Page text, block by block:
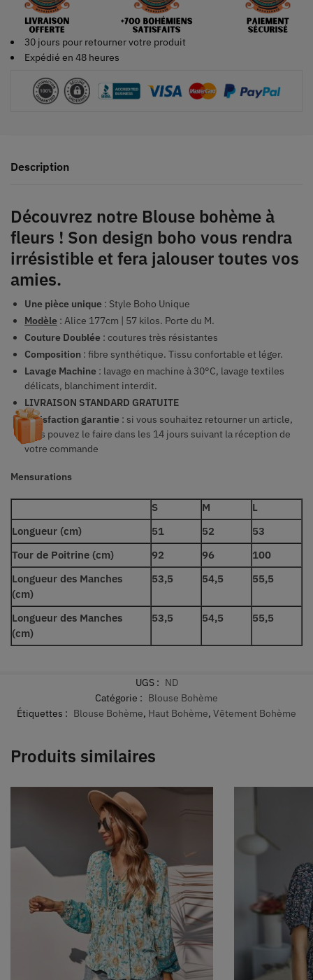
30 jours pour retourner votre produit
Expédié en 48 heures
Description
Découvrez notre Blouse bohème à
fleurs ! Son design boho vous rendra
irrésistible et fera jalouser toutes vos
amies.
Une pièce unique : Style Boho Unique
Modèle : Alice 177cm | 57 kilos. Porte du M.
Couture Doublée : coutures très résistantes
Composition : fibre synthétique. Tissu confortable et léger.
Lavage Machine : lavage en machine à 30°C, lavage textiles
délicats, blanchiment interdit.
LIVRAISON STANDARD GRATUITE
Satisfaction garantie : si vous souhaitez retourner un article,
vous pouvez le faire dans les 14 jours suivant la réception de
votre commande
Mensurations
S M
L
Longueur (cm)
51 52
53
Tour de Poitrine (cm)
92 96
100
Longueur des Manches
(cm)
53,5 54,5 55,5
Longueur des Manches
(cm)
53,5 54,5 55,5
UGS : ND
Catégorie : Blouse Bohème
Étiquettes : Blouse Bohème, Haut Bohème, Vêtement Bohème
Produits similaires